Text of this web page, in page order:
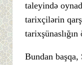
taleyində
tarixçilərin
Bundan